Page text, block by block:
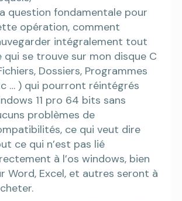
question fondamentale pour
opération, comment
intégralement tout
qui se trouve sur mon disque C
Dossiers, Programmes
… ) qui pourront réintégrés
11 pro 64 bits sans
problèmes de
ce qui veut dire
ce qui n’est pas lié
à l’os windows, bien
Word, Excel, et autres seront à